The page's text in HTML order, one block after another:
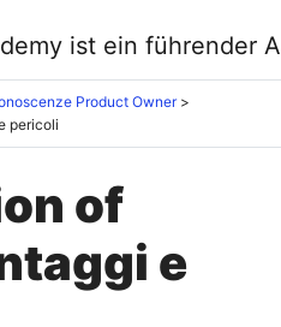
Product Owner
pericoli
of
e